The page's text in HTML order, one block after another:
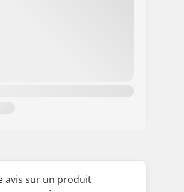
avis sur un produit